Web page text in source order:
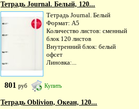
Тетрадь Journal. Белый, 120...
Тетрадь Journal. Белый
Формат: А5
Количество листов: сменный
блок 120 листов
Внутренний блок: белый
офсет
Линовка:...
801руб Купить
Тетрадь Oblivion, Океан, 120...